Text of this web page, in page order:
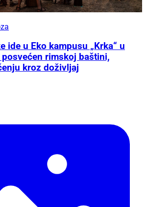
ide u Eko kampusu „Krka“ u
rimskoj baštini,
kroz doživljaj